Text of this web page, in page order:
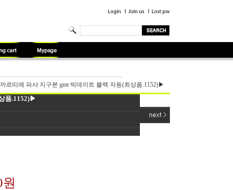
르띠에 파샤 지구본 gmt 빅데이트 블랙 자동(최상품.1152)▶
품.1152)▶